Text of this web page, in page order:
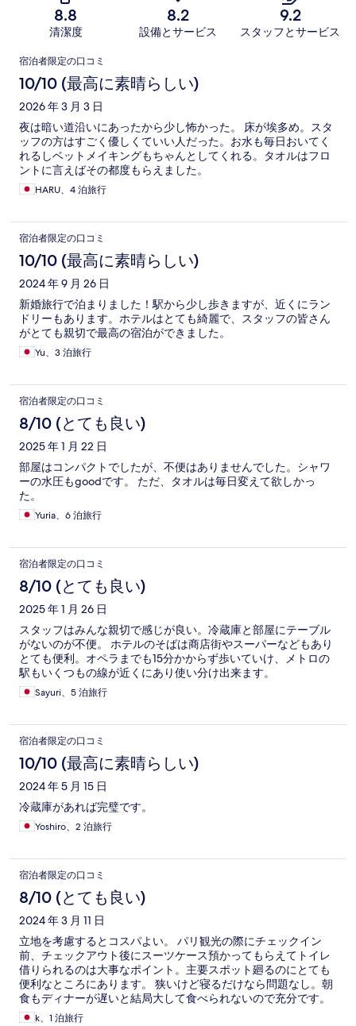
8.8
清潔度
8.2
設備とサービス
9.2
スタッフとサービス
口
コ
ミ
宿泊者限定の口コミ
10/10 (最高に素晴らしい)
2026 年 3 月 3 日
夜は暗い道沿いにあったから少し怖かった。 床が埃多め。スタ
ッフの方はすごく優しくていい人だった。お水も毎日おいてく
れるしベットメイキングもちゃんとしてくれる。タオルはフロ
ントに言えばその都度もらえました。
HARU、4 泊旅行
宿泊者限定の口コミ
10/10 (最高に素晴らしい)
2024 年 9 月 26 日
新婚旅行で泊まりました！駅から少し歩きますが、近くにラン
ドリーもあります。ホテルはとても綺麗で、スタッフの皆さん
がとても親切で最高の宿泊ができました。
Yu、3 泊旅行
宿泊者限定の口コミ
8/10 (とても良い)
2025 年 1 月 22 日
部屋はコンパクトでしたが、不便はありませんでした。シャワ
ーの水圧もgoodです。 ただ、タオルは毎日変えて欲しかっ
た。
Yuria、6 泊旅行
宿泊者限定の口コミ
8/10 (とても良い)
2025 年 1 月 26 日
スタッフはみんな親切で感じが良い。冷蔵庫と部屋にテーブル
がないのが不便。 ホテルのそばは商店街やスーパーなどもあり
とても便利。オペラまでも15分かからず歩いていけ、メトロの
駅もいくつもの線が近くにあり使い分け出来ます。
Sayuri、5 泊旅行
宿泊者限定の口コミ
10/10 (最高に素晴らしい)
2024 年 5 月 15 日
冷蔵庫があれば完璧です。
Yoshiro、2 泊旅行
宿泊者限定の口コミ
8/10 (とても良い)
2024 年 3 月 11 日
立地を考慮するとコスパよい。 パリ観光の際にチェックイン
前、チェックアウト後にスーツケース預かってもらえてトイレ
借りられるのは大事なポイント。主要スポット廻るのにとても
便利なところにあります。 狭いけど寝るだけなら問題なし。朝
食もディナーが遅いと結局大して食べられないので充分です。
バスタブ必須な人は残念ながらシャワーです。
k、1 泊旅行